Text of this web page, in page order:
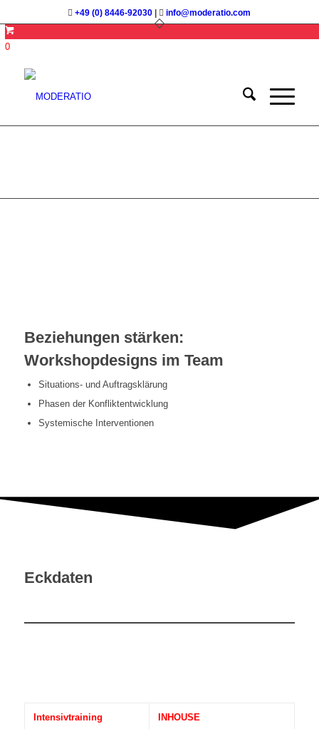
+49 (0) 8446-92030 info@moderatio.com
0
Beziehungen stärken:
Workshopdesigns im Team
Situations- und Auftragsklärung
Phasen der Konfliktentwicklung
Systemische Interventionen
Eckdaten
Intensivtraining INHOUSE